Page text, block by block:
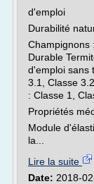
d'emploi
Durabilité
Champignons
Durable
d'emploi sans
3.1, Classe
: Classe 1,
Propriétés
Module
la...
Lire la suite
Date: 2018-